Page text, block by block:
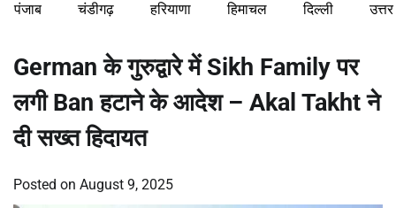
पंजाब चंडीगढ़ हरियाणा हिमाचल दिल्ली
German के गुरुद्वारे में Sikh Family पर
लगी Ban हटाने के आदेश – Akal Takht ने
दी सख्त हिदायत
Posted on August 9, 2025